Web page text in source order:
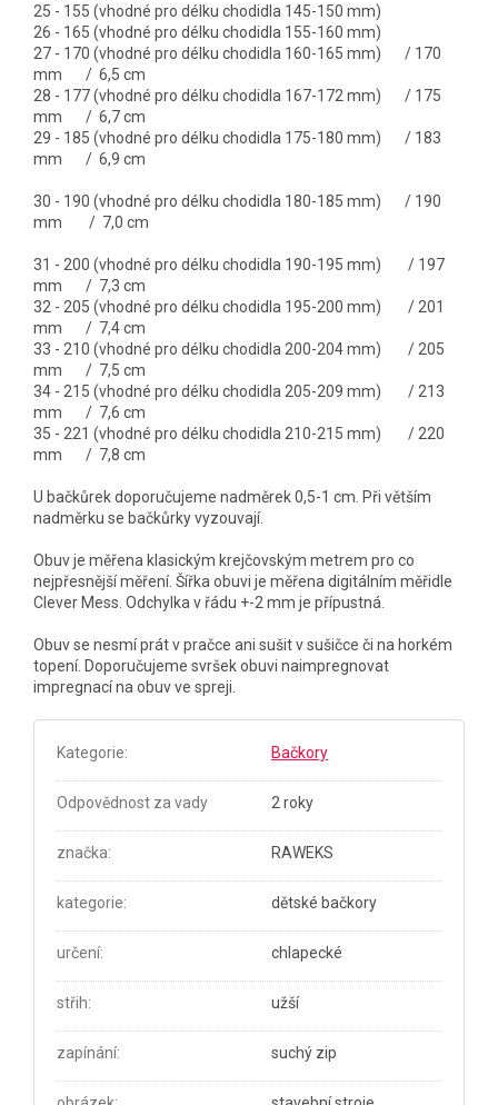
25 - 155 (vhodné pro délku chodidla 145-150 mm)
26 - 165 (vhodné pro délku chodidla 155-160 mm)
27 - 170 (vhodné pro délku chodidla 160-165 mm) / 170
mm / 6,5 cm
28 - 177 (vhodné pro délku chodidla 167-172 mm) / 175
mm / 6,7 cm
29 - 185 (vhodné pro délku chodidla 175-180 mm) / 183
mm / 6,9 cm
30 - 190 (vhodné pro délku chodidla 180-185 mm) / 190
mm / 7,0 cm
31 - 200 (vhodné pro délku chodidla 190-195 mm) / 197
mm / 7,3 cm
32 - 205 (vhodné pro délku chodidla 195-200 mm) / 201
mm / 7,4 cm
33 - 210 (vhodné pro délku chodidla 200-204 mm) / 205
mm / 7,5 cm
34 - 215 (vhodné pro délku chodidla 205-209 mm) / 213
mm / 7,6 cm
35 - 221 (vhodné pro délku chodidla 210-215 mm) / 220
mm / 7,8 cm
U bačkůrek doporučujeme nadměrek 0,5-1 cm. Při větším
nadměrku se bačkůrky vyzouvají.
Obuv je měřena klasickým krejčovským metrem pro co
nejpřesnější měření. Šířka obuvi je měřena digitálním měřidle
Clever Mess. Odchylka v řádu +-2 mm je přípustná.
Obuv se nesmí prát v pračce ani sušit v sušičce či na horkém
topení. Doporučujeme svršek obuvi naimpregnovat
impregnací na obuv ve spreji.
Kategorie: Bačkory
Odpovědnost za vady 2 roky
značka: RAWEKS
kategorie: dětské bačkory
určení: chlapecké
střih: užší
zapínání: suchý zip